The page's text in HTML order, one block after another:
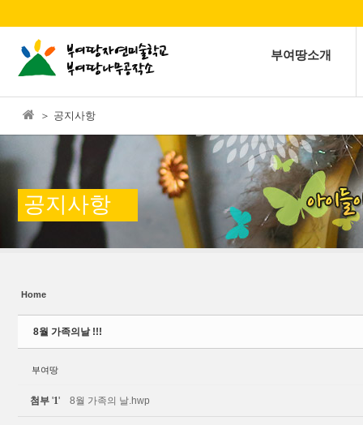
부여땅소개
＞ 공지사항
공지사항
Home
8월 가족의날 !!!
부여땅
첨부 '1' 8월 가족의 날.hwp
Sketchbook5, 스케치북5
Sketchbook5, 스케치북5